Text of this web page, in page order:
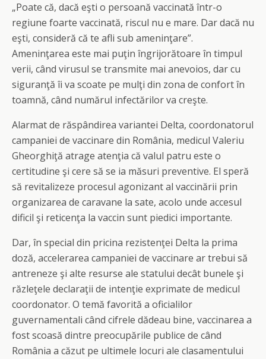
„Poate că, dacă eşti o persoană vaccinată într-o
regiune foarte vaccinată, riscul nu e mare. Dar dacă nu
eşti, consideră că te afli sub ameninţare”.
Ameninţarea este mai puţin îngrijorătoare în timpul
verii, când virusul se transmite mai anevoios, dar cu
siguranţă îi va scoate pe mulţi din zona de confort în
toamnă, când numărul infectărilor va creşte.
Alarmat de răspândirea variantei Delta, coordonatorul
campaniei de vaccinare din România, medicul Valeriu
Gheorghiţă atrage atenţia că valul patru este o
certitudine şi cere să se ia măsuri preventive. El speră
să revitalizeze procesul agonizant al vaccinării prin
organizarea de caravane la sate, acolo unde accesul
dificil şi reticenţa la vaccin sunt piedici importante.
Dar, în special din pricina rezistenţei Delta la prima
doză, accelerarea campaniei de vaccinare ar trebui să
antreneze şi alte resurse ale statului decât bunele şi
răzleţele declaraţii de intenţie exprimate de medicul
coordonator. O temă favorită a oficialilor
guvernamentali când cifrele dădeau bine, vaccinarea a
fost scoasă dintre preocupările publice de când
România a căzut pe ultimele locuri ale clasamentului